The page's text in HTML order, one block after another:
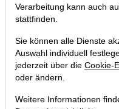
Verarbeitung kann auch
stattfinden.
Sie können alle Dienste
Auswahl individuell
jederzeit über die Cookie-
oder ändern.
Weitere Informationen